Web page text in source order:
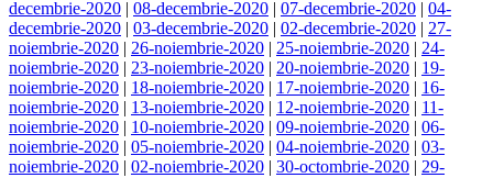
decembrie-2020 | 08-decembrie-2020 | 07-decembrie-2020 | 04-
decembrie-2020 | 03-decembrie-2020 | 02-decembrie-2020 | 27-
noiembrie-2020 | 26-noiembrie-2020 | 25-noiembrie-2020 | 24-
noiembrie-2020 | 23-noiembrie-2020 | 20-noiembrie-2020 | 19-
noiembrie-2020 | 18-noiembrie-2020 | 17-noiembrie-2020 | 16-
noiembrie-2020 | 13-noiembrie-2020 | 12-noiembrie-2020 | 11-
noiembrie-2020 | 10-noiembrie-2020 | 09-noiembrie-2020 | 06-
noiembrie-2020 | 05-noiembrie-2020 | 04-noiembrie-2020 | 03-
noiembrie-2020 | 02-noiembrie-2020 | 30-octombrie-2020 | 29-